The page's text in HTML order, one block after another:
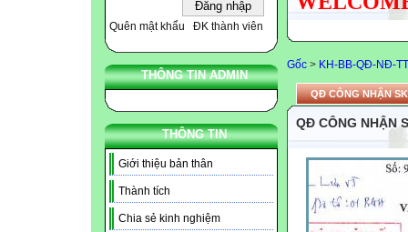
Quên mật khẩu ĐK thành viên
THÔNG TIN ADMIN
THÔNG TIN
Giới thiệu bản thân
Thành tích
Chia sẻ kinh nghiệm
Gốc > KH-BB-QĐ-NĐ-
QĐ CÔNG NHẬN
QĐ CÔNG NHẬN